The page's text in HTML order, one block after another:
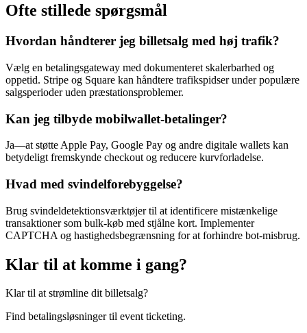
Ofte stillede spørgsmål
Hvordan håndterer jeg billetsalg med høj trafik?
Vælg en betalingsgateway med dokumenteret skalerbarhed og
oppetid. Stripe og Square kan håndtere trafikspidser under populære
salgsperioder uden præstationsproblemer.
Kan jeg tilbyde mobilwallet-betalinger?
Ja—at støtte Apple Pay, Google Pay og andre digitale wallets kan
betydeligt fremskynde checkout og reducere kurvforladelse.
Hvad med svindelforebyggelse?
Brug svindeldetektionsværktøjer til at identificere mistænkelige
transaktioner som bulk-køb med stjålne kort. Implementer
CAPTCHA og hastighedsbegrænsning for at forhindre bot-misbrug.
Klar til at komme i gang?
Klar til at strømline dit billetsalg?
Find betalingsløsninger til event ticketing.